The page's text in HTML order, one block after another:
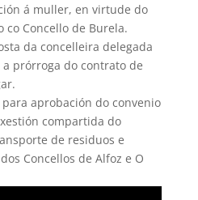
á muller, en virtude do
co Concello de Burela.
da concelleira delegada
prórroga do contrato de
aprobación do convenio
compartida do
de residuos e
Concellos de Alfoz e O